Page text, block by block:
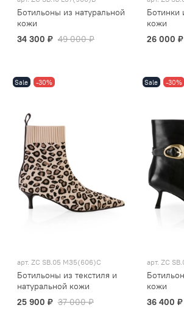
Ботильоны из натуральной
кожи
34 300 ₽ 49 000 ₽
Ботинки
кожи
26 000 ₽
Sale -30%
арт. ZC SB.05 M35(606)C
Ботильоны из текстиля и
натуральной кожи
25 900 ₽ 37 000 ₽
Sale -30%
арт. ZC
кожи
36 400 ₽